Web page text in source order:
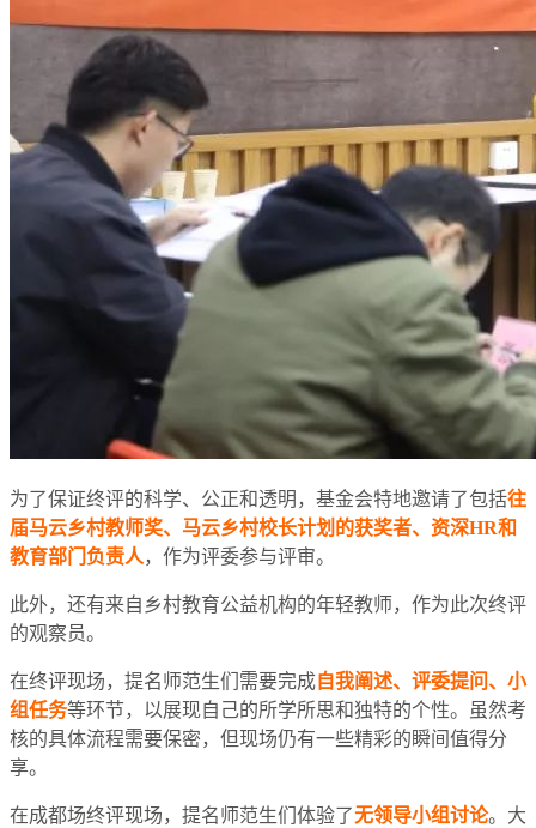
为了保证终评的科学、公正和透明，基金会特地邀请了包括往
届马云乡村教师奖、马云乡村校长计划的获奖者、资深HR和
教育部门负责人，作为评委参与评审。
此外，还有来自乡村教育公益机构的年轻教师，作为此次终评
的观察员。
在终评现场，提名师范生们需要完成自我阐述、评委提问、小
组任务等环节，以展现自己的所学所思和独特的个性。虽然考
核的具体流程需要保密，但现场仍有一些精彩的瞬间值得分
享。
在成都场终评现场，提名师范生们体验了无领导小组讨论。大